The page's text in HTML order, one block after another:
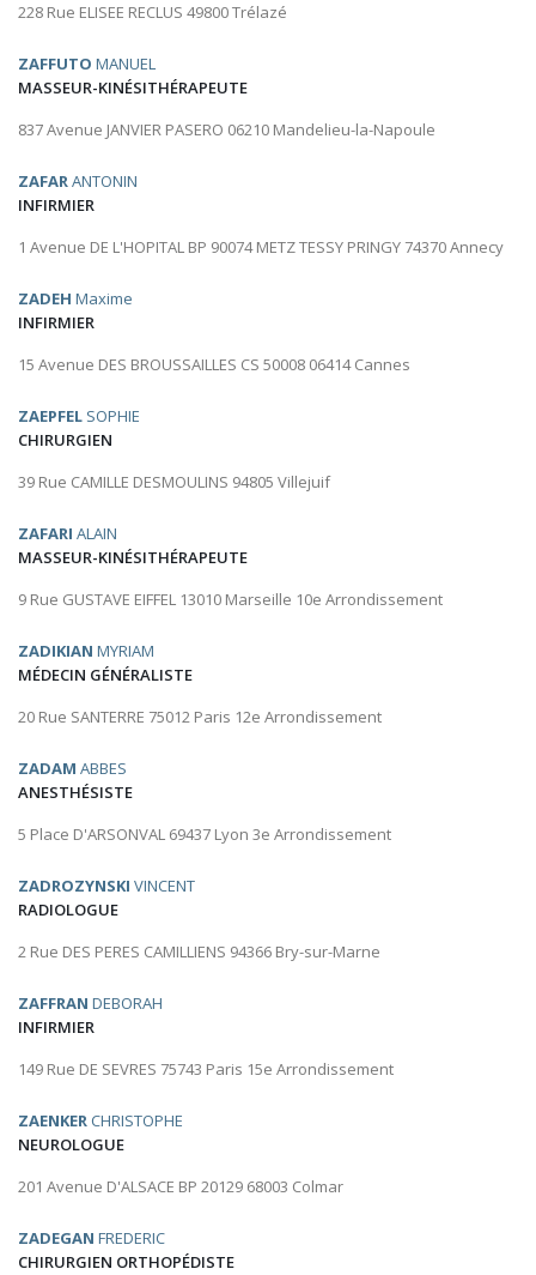
228 Rue ELISEE RECLUS 49800 Trélazé
ZAFFUTO MANUEL
MASSEUR-KINÉSITHÉRAPEUTE
837 Avenue JANVIER PASERO 06210 Mandelieu-la-Napoule
ZAFARANTONIN
INFIRMIER
1 Avenue DE L'HOPITAL BP 90074 METZ TESSY PRINGY 74370 Annecy
ZADEH Maxime
INFIRMIER
15 Avenue DES BROUSSAILLES CS 50008 06414 Cannes
ZAEPFEL SOPHIE
CHIRURGIEN
39 Rue CAMILLE DESMOULINS 94805 Villejuif
ZAFARI ALAIN
MASSEUR-KINÉSITHÉRAPEUTE
9 Rue GUSTAVE EIFFEL 13010 Marseille 10e Arrondissement
ZADIKIAN MYRIAM
MÉDECIN GÉNÉRALISTE
20 Rue SANTERRE 75012 Paris 12e Arrondissement
ZADAM ABBES
ANESTHÉSISTE
5 Place D'ARSONVAL 69437 Lyon 3e Arrondissement
ZADROZYNSKI VINCENT
RADIOLOGUE
2 Rue DES PERES CAMILLIENS 94366 Bry-sur-Marne
ZAFFRAN DEBORAH
INFIRMIER
149 Rue DE SEVRES 75743 Paris 15e Arrondissement
ZAENKER CHRISTOPHE
NEUROLOGUE
201 Avenue D'ALSACE BP 20129 68003 Colmar
ZADEGAN FREDERIC
CHIRURGIEN ORTHOPÉDISTE